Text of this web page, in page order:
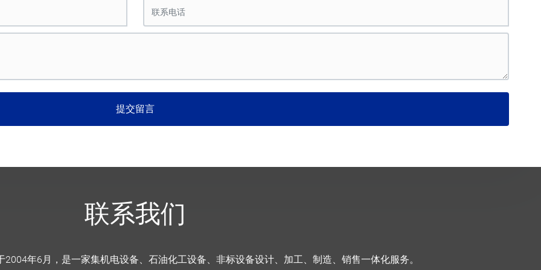
提交留言
联系我们
年6月，是一家集机电设备、石油化工设备、非标设备设计、加工、制造、销售一体化服务。